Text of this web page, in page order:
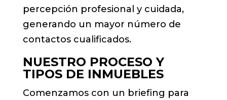
percepción profesional y cuidada,
generando un mayor número de
contactos cualificados.
NUESTRO PROCESO Y
TIPOS DE INMUEBLES
Comenzamos con un briefing para